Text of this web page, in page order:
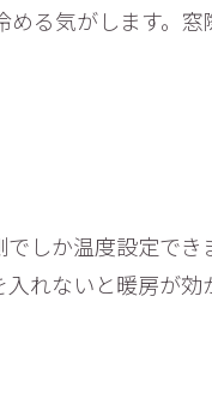
る気がします。
しか温度設定でき
れないと暖房が効